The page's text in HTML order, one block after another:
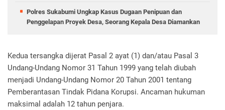
Polres Sukabumi Ungkap Kasus Dugaan Penipuan dan
Penggelapan Proyek Desa, Seorang Kepala Desa Diamankan
Kedua tersangka dijerat Pasal 2 ayat (1) dan/atau Pasal 3
Undang-Undang Nomor 31 Tahun 1999 yang telah diubah
menjadi Undang-Undang Nomor 20 Tahun 2001 tentang
Pemberantasan Tindak Pidana Korupsi. Ancaman hukuman
maksimal adalah 12 tahun penjara.